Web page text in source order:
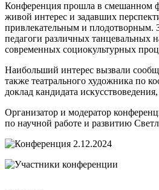
Конференция прошла в смешанном
живой интерес и задавших
привлекательным и плодотворным.
педагоги различных танцевальных
современных социокультурных
Наибольший интерес вызвали
также театрального художника по
доклад кандидата
Организатор и модератор
по научной работе и развитию